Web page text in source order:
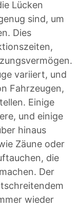
Lücken
sind, um
Dies
variiert, und
Fahrzeugen,
Einige
und einige
hinaus
Zäune oder
die
Der
wieder